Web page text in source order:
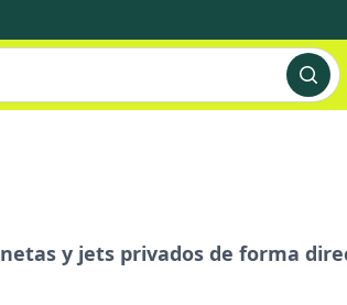
y jets privados de forma